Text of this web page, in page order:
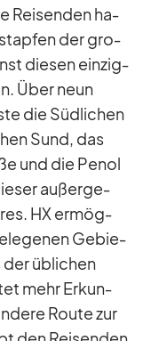
Rei­sen­den ha­
der gro­
die­sen ein­zig­
Über neun
die Süd­li­chen
Sund, das
und die Pen­o­l
au­ßer­ge­
HX er­mög­
Ge­bie­
der üb­li­chen
mehr Er­kun­
Route zur